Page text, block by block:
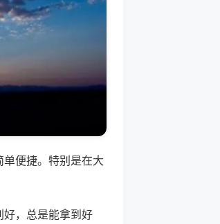
便捷。特别是在大
，总是能拿到好